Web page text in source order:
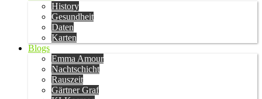
History
Gesundheit
Daten
Karten
Blogs
Emma Amour
Nachtschicht
Rauszeit
Gärtner Graf